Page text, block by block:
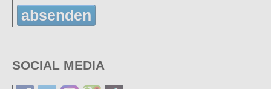
absenden
SOCIAL MEDIA